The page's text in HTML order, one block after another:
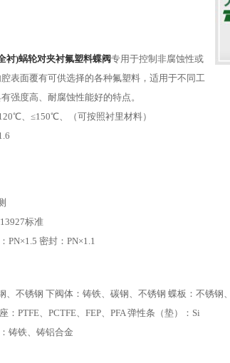
衬)蜗轮对夹衬氟塑料蝶阀专用于控制非腐蚀性或
表面覆有可供选择的各种氟塑料，适用于不同工
强度高、耐腐蚀性能好的特点。
、≤150℃、（可按照衬里材料）
标准
PN×1.5 密封：PN×1.1
、不锈钢 下阀体：铸铁、碳钢、不锈钢 蝶板：不锈钢
：PTFE、PCTFE、FEP、PFA 弹性条（垫）：Si
铸铁、铸铝合金